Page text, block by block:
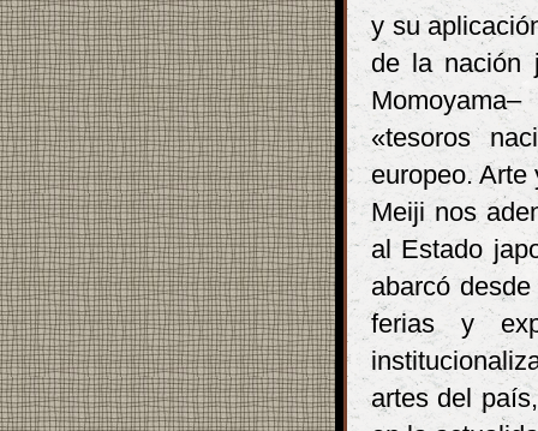
y su
de la nación
«tesoros
europeo. Arte
Meiji nos
al Estado
abarcó
ferias y
artes del